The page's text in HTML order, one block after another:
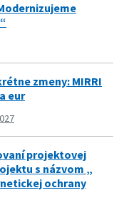
zmeny: MIRRI
eur
projektovej
s názvom „
ochrany